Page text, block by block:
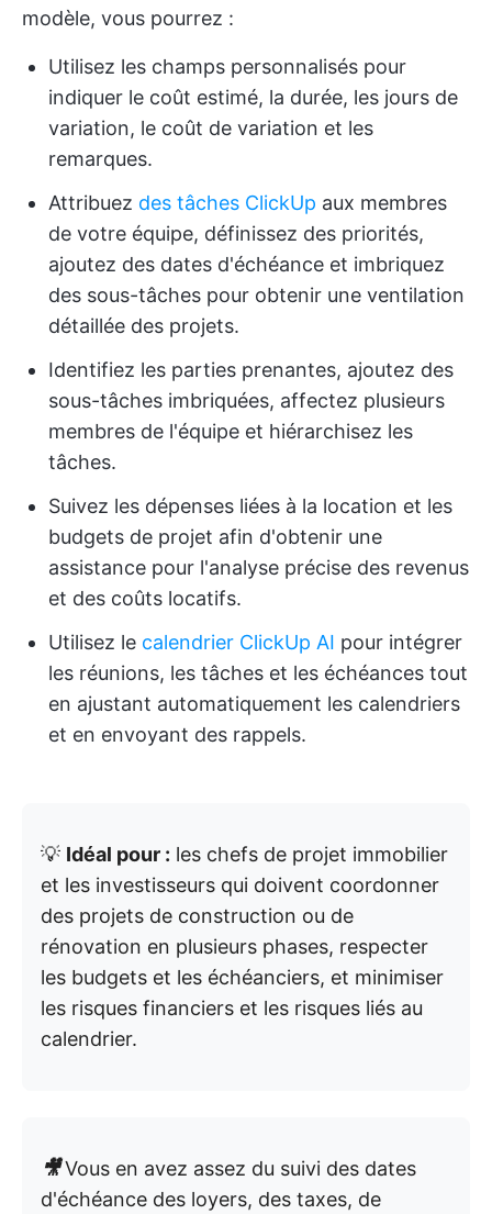
modèle, vous pourrez :
Utilisez les champs personnalisés pour
indiquer le coût estimé, la durée, les jours de
variation, le coût de variation et les
remarques.
Attribuez des tâches ClickUp aux membres
de votre équipe, définissez des priorités,
ajoutez des dates d'échéance et imbriquez
des sous-tâches pour obtenir une ventilation
détaillée des projets.
Identifiez les parties prenantes, ajoutez des
sous-tâches imbriquées, affectez plusieurs
membres de l'équipe et hiérarchisez les
tâches.
Suivez les dépenses liées à la location et les
budgets de projet afin d'obtenir une
assistance pour l'analyse précise des revenus
et des coûts locatifs.
Utilisez le calendrier ClickUp AI pour intégrer
les réunions, les tâches et les échéances tout
en ajustant automatiquement les calendriers
et en envoyant des rappels.
💡 Idéal pour : les chefs de projet immobilier
et les investisseurs qui doivent coordonner
des projets de construction ou de
rénovation en plusieurs phases, respecter
les budgets et les échéanciers, et minimiser
les risques financiers et les risques liés au
calendrier.
🎥Vous en avez assez du suivi des dates
d'échéance des loyers, des taxes, de